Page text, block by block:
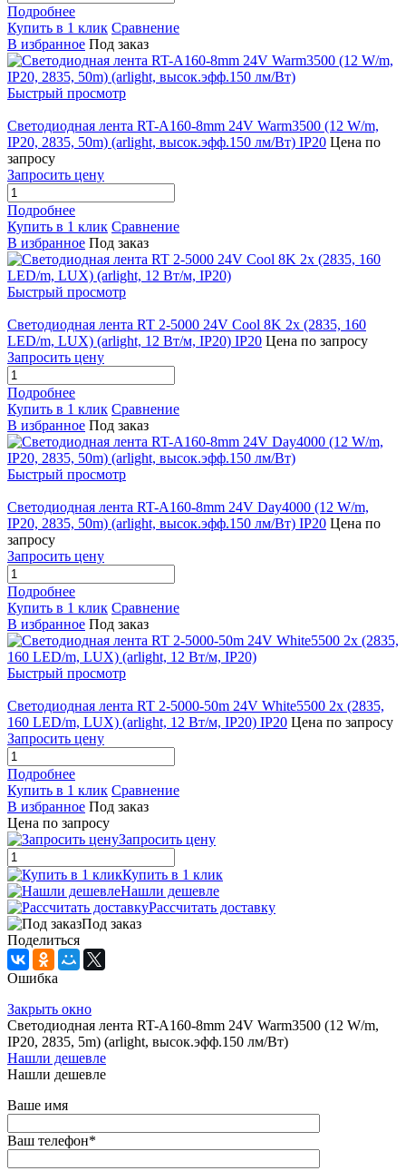
Подробнее
Купить в 1 клик Сравнение
В избранное Под заказ
Быстрый просмотр
Светодиодная лента RT-A160-8mm 24V Warm3500 (12 W/m,
IP20, 2835, 50m) (arlight, высок.эфф.150 лм/Вт) IP20 Цена по
запросу
Запросить цену
Подробнее
Купить в 1 клик Сравнение
В избранное Под заказ
Быстрый просмотр
Светодиодная лента RT 2-5000 24V Cool 8K 2x (2835, 160
LED/m, LUX) (arlight, 12 Вт/м, IP20) IP20 Цена по запросу
Запросить цену
Подробнее
Купить в 1 клик Сравнение
В избранное Под заказ
Быстрый просмотр
Светодиодная лента RT-A160-8mm 24V Day4000 (12 W/m,
IP20, 2835, 50m) (arlight, высок.эфф.150 лм/Вт) IP20 Цена по
запросу
Запросить цену
Подробнее
Купить в 1 клик Сравнение
В избранное Под заказ
Быстрый просмотр
Светодиодная лента RT 2-5000-50m 24V White5500 2x (2835,
160 LED/m, LUX) (arlight, 12 Вт/м, IP20) IP20 Цена по запросу
Запросить цену
Подробнее
Купить в 1 клик Сравнение
В избранное Под заказ
Цена по запросу
Запросить цену
Купить в 1 клик
Нашли дешевле
Рассчитать доставку
Под заказ
Поделиться
Ошибка
Закрыть окно
Светодиодная лента RT-A160-8mm 24V Warm3500 (12 W/m,
IP20, 2835, 5m) (arlight, высок.эфф.150 лм/Вт)
Нашли дешевле
Нашли дешевле
Ваше имя
Ваш телефон*